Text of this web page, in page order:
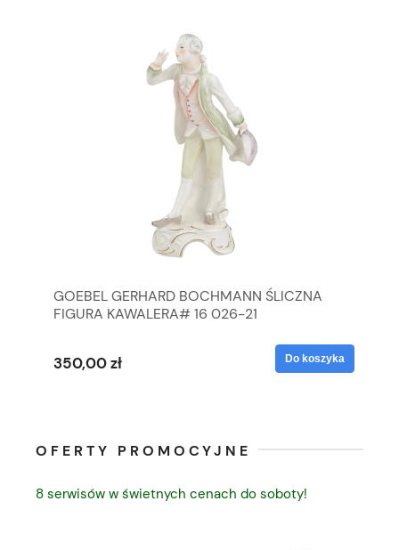
GOEBEL GERHARD BOCHMANN ŚLICZNA
FIGURA KAWALERA# 16 026-21
350,00 zł Do koszyka
OFERTY PROMOCYJNE
8 serwisów w świetnych cenach do soboty!